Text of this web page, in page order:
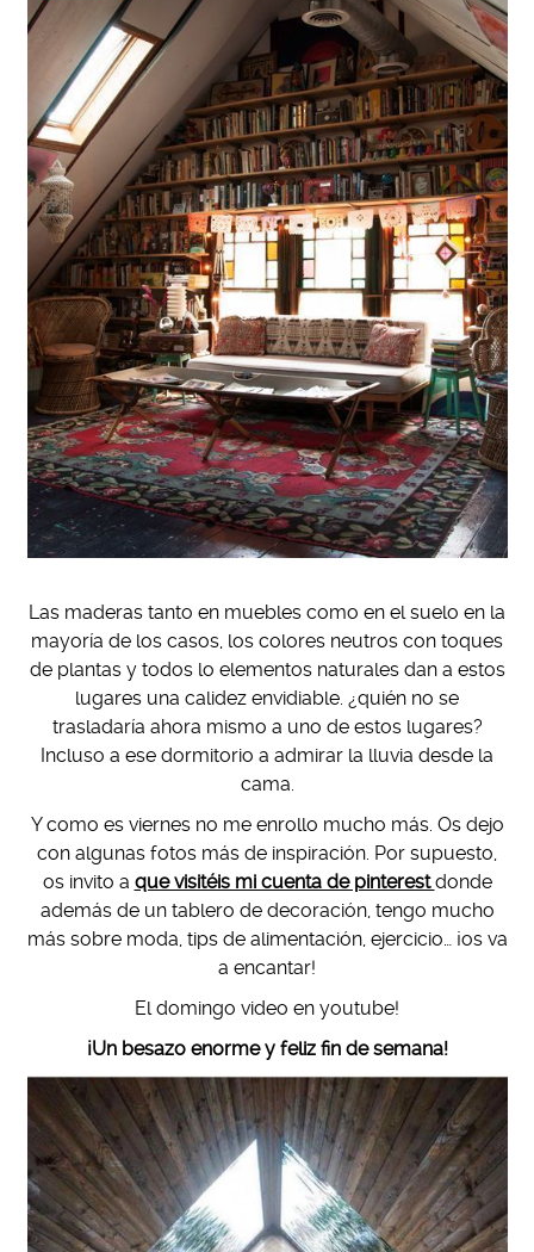
Las maderas tanto en muebles como en el suelo en la
mayoría de los casos, los colores neutros con toques
de plantas y todos lo elementos naturales dan a estos
lugares una calidez envidiable. ¿quién no se
trasladaría ahora mismo a uno de estos lugares?
Incluso a ese dormitorio a admirar la lluvia desde la
cama.
Y como es viernes no me enrollo mucho más. Os dejo
con algunas fotos más de inspiración. Por supuesto,
os invito a que visitéis mi cuenta de pinterestdonde
además de un tablero de decoración, tengo mucho
más sobre moda, tips de alimentación, ejercicio… ¡os va
a encantar!
El domingo video en youtube!
¡Un besazo enorme y feliz fin de semana!